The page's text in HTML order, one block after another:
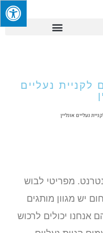
לקניית נעליים
מפריטי לבוש
יש מגוון מותגים
אנחנו יכולים לרכוש